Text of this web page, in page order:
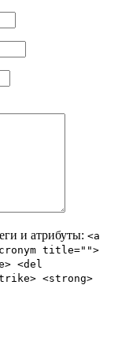
и атрибуты: <a
title="">
<del
<strong>